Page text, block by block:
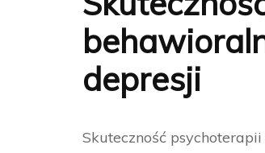
depresji
Skuteczność